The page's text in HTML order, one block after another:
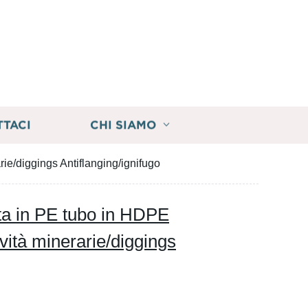
CHI SIAMO
diggings Antiflanging/ignifugo
in PE tubo in HDPE
minerarie/diggings